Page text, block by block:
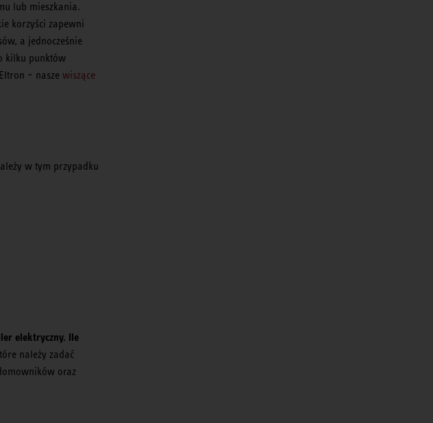
lub mieszkania.
korzyści zapewni
a jednocześnie
kilku punktów
– nasze wiszące
w tym przypadku
elektryczny. Ile
należy zadać
oraz